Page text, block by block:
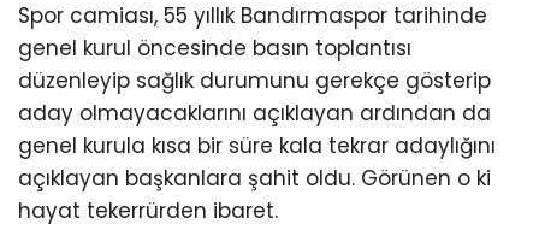
Spor camiası, 55 yıllık Bandırmaspor tarihinde
genel kurul öncesinde basın toplantısı
düzenleyip sağlık durumunu gerekçe gösterip
aday olmayacaklarını açıklayan ardından da
genel kurula kısa bir süre kala tekrar adaylığını
açıklayan başkanlara şahit oldu. Görünen o ki
hayat tekerrürden ibaret.